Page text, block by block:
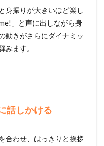
身振りが大きいほど楽し
」と声に出しながら身
動きがさらにダイナミッ
みます。
話しかける
合わせ、はっきりと挨拶